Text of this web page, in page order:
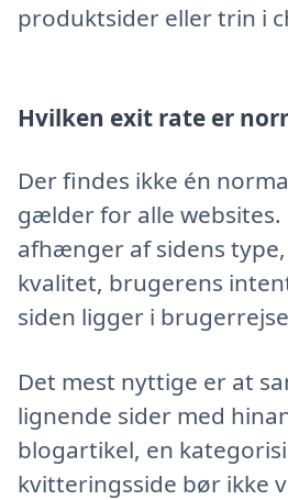
produktsider eller trin i
Hvilken exit rate er
Der findes ikke én
gælder for alle websites.
afhænger af sidens
kvalitet, brugerens
siden ligger i
Det mest nyttige er at
lignende sider med
blogartikel, en
kvitteringsside bør ikke